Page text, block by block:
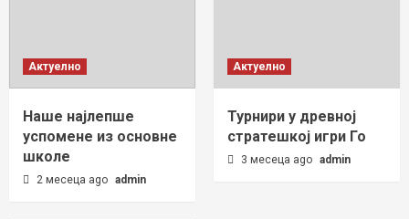
Актуелно
Наше најлепше
успомене из основне
школе
2 месеца ago admin
Актуелно
Турнири у древној
стратешкој игри Го
3 месеца ago admin